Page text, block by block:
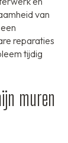
van
reparaties
tijdig
muren